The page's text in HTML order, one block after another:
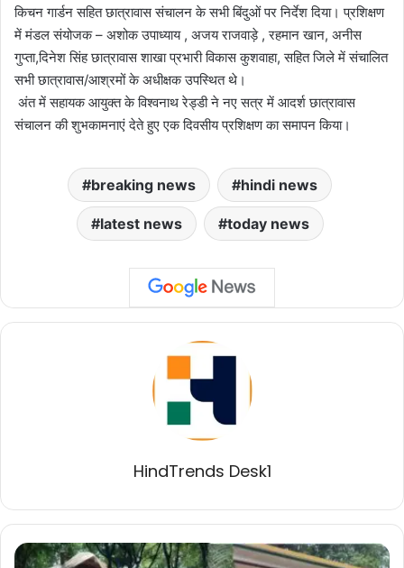
किचन गार्डन सहित छात्रावास संचालन के सभी बिंदुओं पर निर्देश दिया। प्रशिक्षण
में मंडल संयोजक – अशोक उपाध्याय , अजय राजवाड़े , रहमान खान, अनीस
गुप्ता,दिनेश सिंह छात्रावास शाखा प्रभारी विकास कुशवाहा, सहित जिले में संचालित
सभी छात्रावास/आश्रमों के अधीक्षक उपस्थित थे।
अंत में सहायक आयुक्त के विश्वनाथ रेड्डी ने नए सत्र में आदर्श छात्रावास
संचालन की शुभकामनाएं देते हुए एक दिवसीय प्रशिक्षण का समापन किया।
breaking news hindi news
latest news today news
HindTrends Desk1
जयसिंह